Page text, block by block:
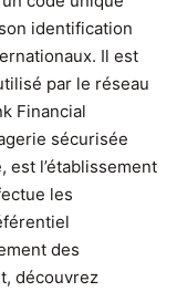
identification
Il est
par le réseau
Financial
sécurisée
est l’établissement
les
des
découvrez